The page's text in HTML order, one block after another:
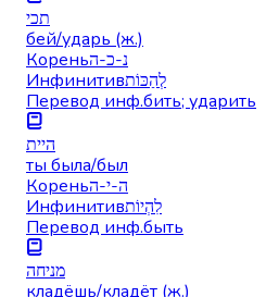
תכי
бей/ударь (ж.)
Кореньנ-כ-ה
Инфинитивלְהַכּוֹת
Перевод инф.бить; ударить
היית
ты была/был
Кореньה-י-ה
Инфинитивלִהְיוֹת
Перевод инф.быть
מניחה
кладёшь/кладёт (ж.)